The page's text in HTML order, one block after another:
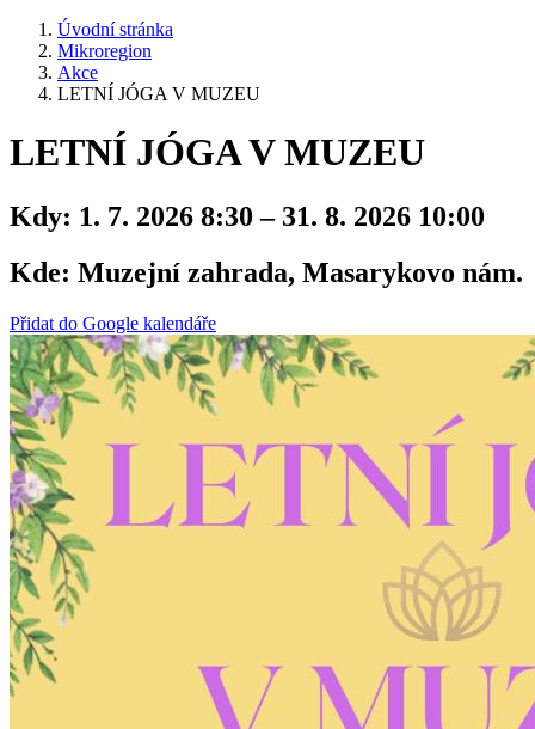
Úvodní stránka
Mikroregion
Akce
LETNÍ JÓGA V MUZEU
LETNÍ JÓGA V MUZEU
Kdy: 1. 7. 2026 8:30 – 31. 8. 2026 10:00
Kde: Muzejní zahrada, Masarykovo nám.
Přidat do Google kalendáře